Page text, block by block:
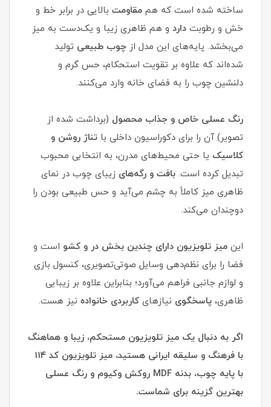
ساخته شده است که هم مقاومت بالایی در برابر خط و
خش و رطوبت دارد و هم ظاهری زیبا و یک‌دست به میز
می‌بخشد. پایه‌های این مدل از چوب طبیعی تولید
شده‌اند که علاوه بر تقویت استحکام، حس گرم و
دلنشین چوب را به فضای خانه وارد می‌کنند.
رنگ عسلی خاص و جذاب محصول (برداشت شده از
تصویر) آن را برای دکوراسیون داخلی با تناژ روشن و
کلاسیک یا حتی محیط‌های مدرن، به انتخابی محبوب
تبدیل کرده است. بافت و رگه‌های زیبای چوب در نمای
ظاهری میز کاملاً به چشم می‌آید و حس طبیعی بودن را
دوچندان می‌کند.
این میز تلویزیون دارای چندین بخش در و کشو است و
فضا را برای نظم‌دهی وسایل صوتی‌تصویری، کنسول بازی
و لوازم جانبی فراهم می‌آورد؛ بنابراین علاوه بر زیبایی
ظاهری، پاسخگوی نیازهای کاربردی خانواده نیز هست.
اگر به دنبال یک میز تلویزیون مستحکم، زیبا و هماهنگ
با فرهنگ و سلیقه ایرانی هستید، میز تلویزیون کد ۱۱۴
با پایه چوب، بدنه MDF روکش وکیوم و رنگ عسلی
بهترین گزینه برای شماست.